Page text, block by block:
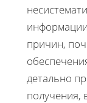
причин,
детально
получения,